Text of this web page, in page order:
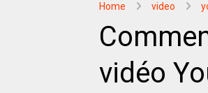
Home video
vidéo